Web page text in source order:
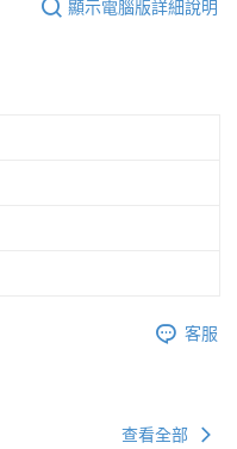
顯示電腦版詳細說明
客服
查看全部